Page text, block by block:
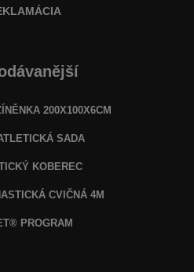
200X100X6CM
SADA
KOBEREC
CVIČNÁ 4M
PROGRAM